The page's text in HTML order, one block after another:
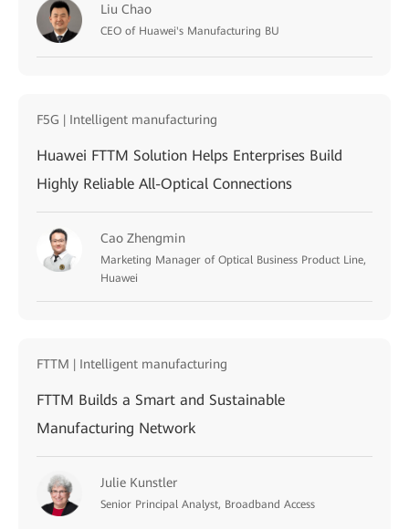
Liu Chao
CEO of Huawei's Manufacturing BU
F5G | Intelligent manufacturing
Huawei FTTM Solution Helps Enterprises Build
Highly Reliable All-Optical Connections
Cao Zhengmin
Marketing Manager of Optical Business Product Line,
Huawei
FTTM | Intelligent manufacturing
FTTM Builds a Smart and Sustainable
Manufacturing Network
Julie Kunstler
Senior Principal Analyst, Broadband Access